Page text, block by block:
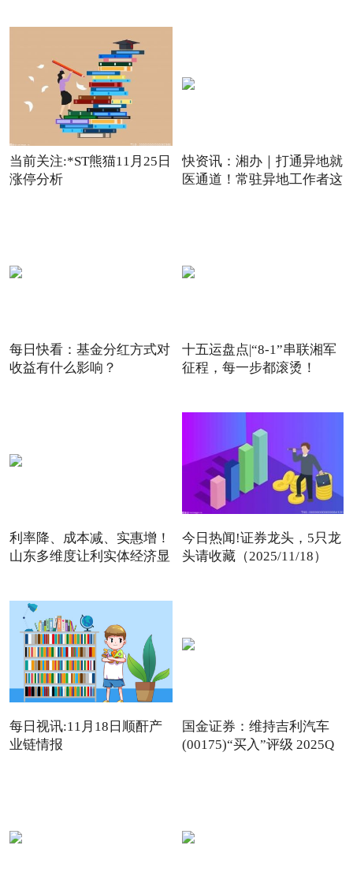
当前关注:*ST熊猫11月25日
涨停分析
快资讯：湘办｜打通异地就
医通道！常驻异地工作者这
每日快看：基金分红方式对
收益有什么影响？
十五运盘点|“8-1”串联湘军
征程，每一步都滚烫！
利率降、成本减、实惠增！
山东多维度让利实体经济显
今日热闻!证券龙头，5只龙
头请收藏（2025/11/18）
每日视讯:11月18日顺酐产
业链情报
国金证券：维持吉利汽车
(00175)“买入”评级 2025Q